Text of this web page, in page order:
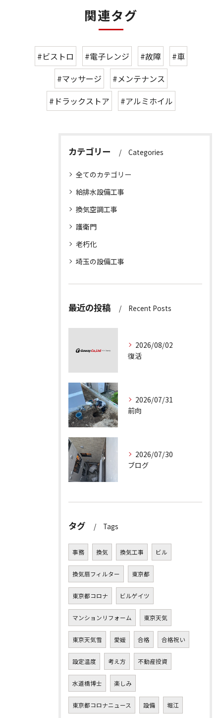
関連タグ
#ビストロ #電子レンジ #故障
#車
#マッサージ
#メンテナンス
#ドラックストア
#アルミホイル
カテゴリー Categories
全てのカテゴリー
給排水設備工事
換気空調工事
護衛門
老朽化
埼玉の設備工事
最近の投稿 Recent Posts
2026/08/02
復活
2026/07/31
前向
2026/07/30
ブログ
タグ Tags
事務 換気 換気工事 ビル
換気扇フィルター 東京都
東京都コロナ ビルゲイツ
マンションリフォーム 東京天気
東京天気雪 愛媛 合格 合格祝い
設定温度 考え方 不動産投資
水道橋博士 楽しみ
東京都コロナニュース 設備 堀江